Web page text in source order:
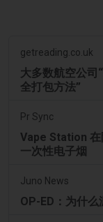
getreading.co.uk
大多数航空公司
全打包方法”
Pr Sync
Vape Station
一次性电子烟
Juno News
OP-ED：为什